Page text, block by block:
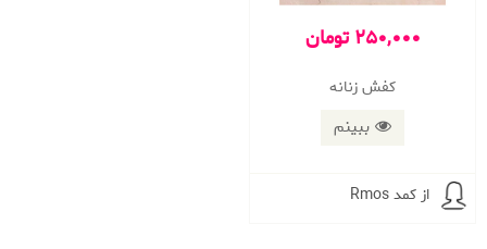
250,000 تومان
کفش زنانه
ببینم
از کمد Rmos